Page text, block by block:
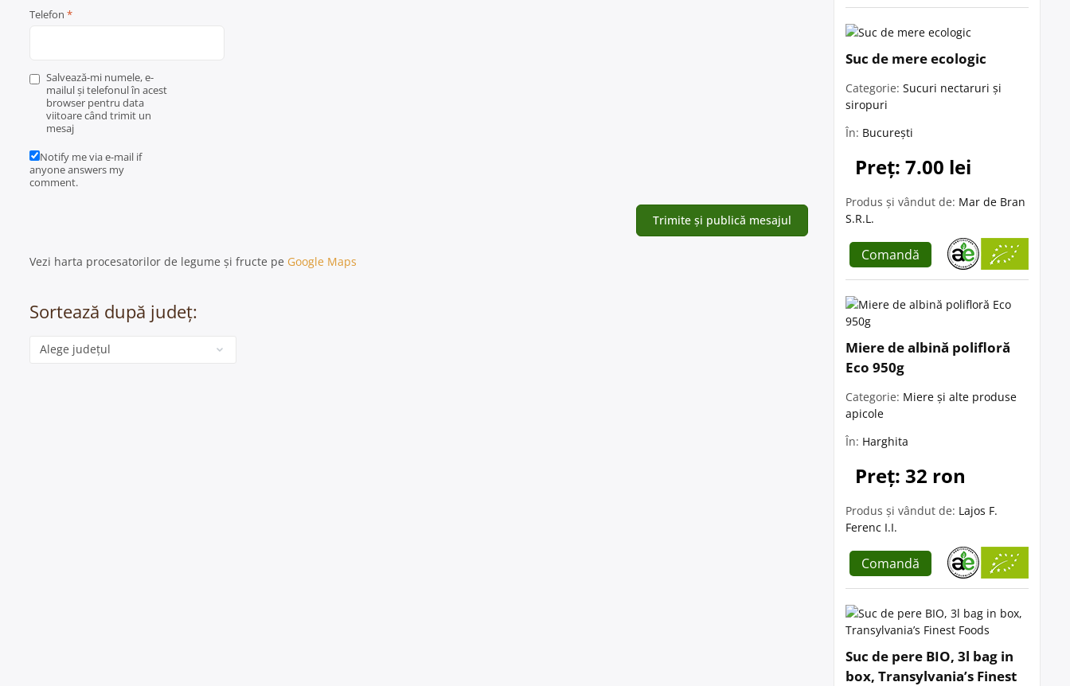
Telefon *
Salvează-mi numele, e-
mailul și telefonul în acest
browser pentru data
viitoare când trimit un
mesaj
Notify me via e-mail if
anyone answers my
comment.
Vezi harta procesatorilor de legume și fructe pe Google Maps
Sortează după județ:
Categorie
Suc de mere ecologic
Categorie: Sucuri nectaruri și
siropuri
În: București
Preț: 7.00 lei
Produs și vândut de: Mar de Bran
S.R.L.
Comandă
Miere de albină polifloră
Eco 950g
Categorie: Miere și alte produse
apicole
În: Harghita
Preț: 32 ron
Produs și vândut de: Lajos F.
Ferenc I.I.
Comandă
Suc de pere BIO, 3l bag in
box, Transylvania’s Finest